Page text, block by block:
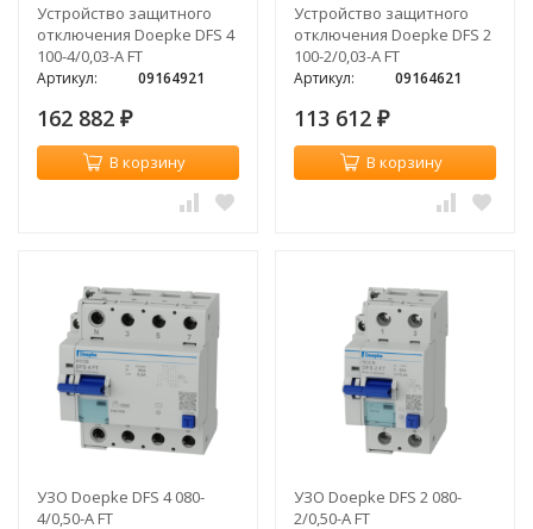
Устройство защитного
отключения Doepke DFS 4
100-4/0,03-A FT
Артикул: 09164921
162 882 ₽
В корзину
Устройство защитного
отключения Doepke DFS 2
100-2/0,03-A FT
Артикул: 09164621
113 612 ₽
В корзину
УЗО Doepke DFS 4 080-
4/0,50-A FT
УЗО Doepke DFS 2 080-
2/0,50-A FT